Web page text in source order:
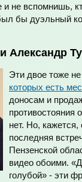
не вспомнишь,
бы дуэльный
Александр
Эти двое тоже
которых есть
доносам и
противостояния
нет. Но, кажется,
последняя
Пензенской
видео обоими.
голубой» - эти